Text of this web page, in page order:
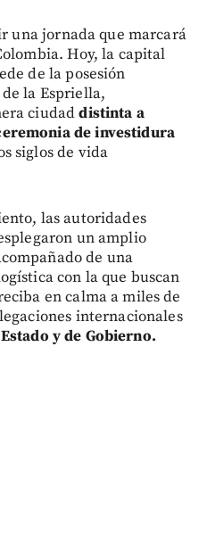
una jornada que marcará
Hoy, la capital
de la posesión
la Espriella,
ciudaddistinta a
de investidura
siglos de vida
las autoridades
un amplio
de una
con la que buscan
en calma a miles de
internacionales
y de Gobierno.